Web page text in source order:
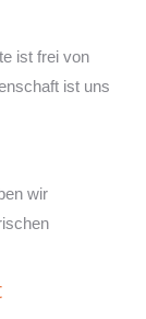
ist frei von
ist uns
wir